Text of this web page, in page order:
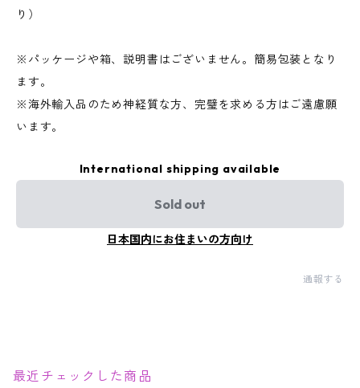
り）
※パッケージや箱、説明書はございません。簡易包装となり
ます。
※海外輸入品のため神経質な方、完璧を求める方はご遠慮願
います。
International shipping available
Sold out
日本国内にお住まいの方向け
通報する
最近チェックした商品